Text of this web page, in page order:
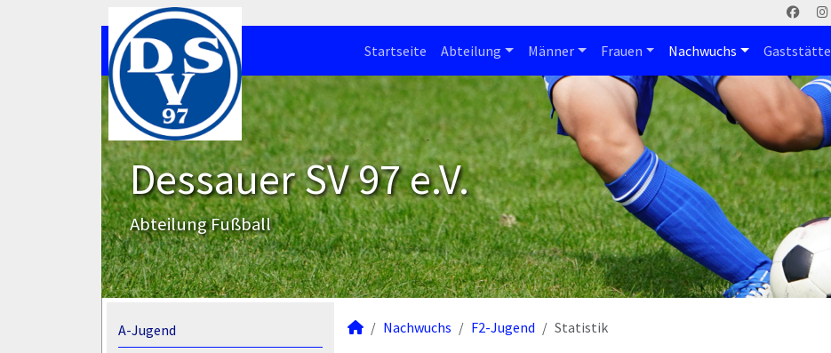
Startseite Abteilung Männer Frauen Nachwuchs Gaststätte
Dessauer SV 97 e.V.
Abteilung Fußball
A-Jugend
Nachwuchs F2-Jugend Statistik